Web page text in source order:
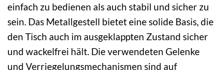
einfach zu bedienen als auch stabil und sicher zu
sein. Das Metallgestell bietet eine solide Basis, die
den Tisch auch im ausgeklappten Zustand sicher
und wackelfrei hält. Die verwendeten Gelenke
und Verriegelungsmechanismen sind auf